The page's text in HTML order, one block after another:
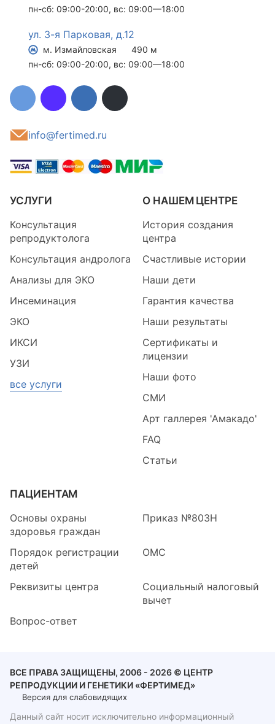
пн-сб: 09:00-20:00, вс: 09:00—18:00
ул. 3-я Парковая, д.12
м. Измайловская
490 м
пн-сб: 09:00-20:00, вс: 09:00—18:00
info@fertimed.ru
УСЛУГИ
Консультация
репродуктолога
Консультация андролога
Анализы для ЭКО
Инсеминация
ЭКО
ИКСИ
УЗИ
все услуги
О НАШЕМ ЦЕНТРЕ
История создания
центра
Счастливые истории
Наши дети
Гарантия качества
Наши результаты
Сертификаты и
лицензии
Наши фото
СМИ
Арт галлерея 'Амакадо'
FAQ
Статьи
ПАЦИЕНТАМ
Основы охраны
здоровья граждан
Приказ №803Н
Порядок регистрации
детей
ОМС
Реквизиты центра
Социальный налоговый
вычет
Вопрос-ответ
ВСЕ ПРАВА ЗАЩИЩЕНЫ, 2006 - 2026 © ЦЕНТР
РЕПРОДУКЦИИ И ГЕНЕТИКИ «ФЕРТИМЕД»
Версия для слабовидящих
Данный сайт носит исключительно информационный